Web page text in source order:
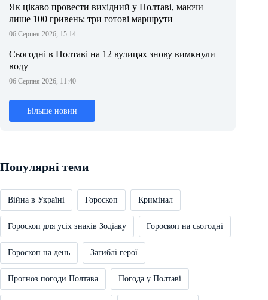
Як цікаво провести вихідний у Полтаві, маючи
лише 100 гривень: три готові маршрути
06 Серпня 2026, 15:14
Сьогодні в Полтаві на 12 вулицях знову вимкнули
воду
06 Серпня 2026, 11:40
Більше новин
Популярні теми
Війна в Україні Гороскоп Кримінал
Гороскоп для усіх знаків Зодіаку Гороскоп на сьогодні
Гороскоп на день Загиблі герої
Прогноз погоди Полтава Погода у Полтаві